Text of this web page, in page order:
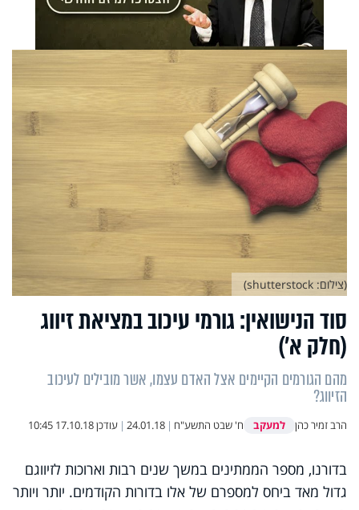
סוד הנישואין: גורמי עיכוב במציאת זיווג
(חלק א’)
מהם הגורמים הקיימים אצל האדם עצמו, אשר מובילים לעיכוב
הזיווג?
הרב זמיר כהן למעקב ח' שבט התשע"ח |
24.01.18
| עודכן17.10.18 10:45
(צילום: shutterstock)
בדורנו, מספר הממתינים במשך שנים רבות וארוכות לזיווגם
גדול מאד ביחס למספרם של אלו בדורות הקודמים. יותר ויותר